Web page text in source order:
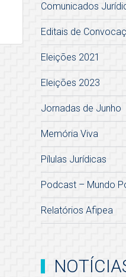
Comunicados
Editais de
Eleições 2021
Eleições 2023
Jornadas de Junho
Memória Viva
Pílulas Jurídicas
Podcast – Mundo
Relatórios Afipea